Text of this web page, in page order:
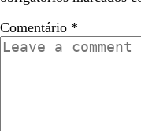
Comentário *